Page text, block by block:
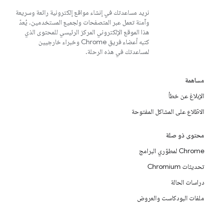
نريد مساعدتك في إنشاء مواقع إلكترونية رائعة وسريعة
وآمنة تعمل عبر المتصفحات ولجميع المستخدمين. يُعدّ
هذا الموقع الإلكتروني المركز الرئيسي للمحتوى الذي
كتبه أعضاء فريق Chrome وخبراء خارجيين
لمساعدتك في هذه الرحلة.
مساهمة
الإبلاغ عن خطأ
الاطّلاع على المشاكل المفتوحة
محتوى ذو صلة
Chrome لمطوّري البرامج
تحديثات Chromium
دراسات الحالة
ملفات البودكاست والعروض